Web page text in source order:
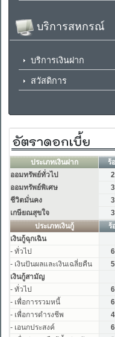
บริการสหกรณ์
บริการเงินฝาก
สวัสดิการ